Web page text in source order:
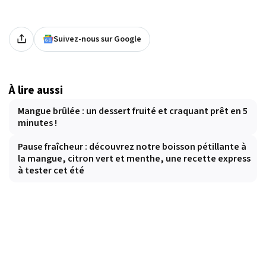
Suivez-nous sur Google
À lire aussi
Mangue brûlée : un dessert fruité et craquant prêt en 5
minutes !
Pause fraîcheur : découvrez notre boisson pétillante à
la mangue, citron vert et menthe, une recette express
à tester cet été